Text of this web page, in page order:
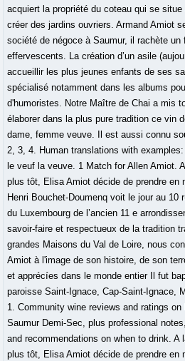
acquiert la propriété du coteau qui se
créer des jardins ouvriers. Armand Amiot
société de négoce à Saumur, il rachète
effervescents. La création d’un asile
accueillir les plus jeunes enfants de ses
spécialisé notamment dans les albums
d'humoristes. Notre Maître de Chai a mis
élaborer dans la plus pure tradition ce vin
dame, femme veuve. Il est aussi connu
2, 3, 4. Human translations with
le veuf la veuve. 1 Match for Allen Amiot.
plus tôt, Elisa Amiot décide de prendre en
Henri Bouchet-Doumenq voit le jour au 10
du Luxembourg de l’ancien 11 e
savoir-faire et respectueux de la tradition
grandes Maisons du Val de Loire, nous
Amiot à l'image de son histoire, de son
et apprécíes dans le monde entier Il fut
paroisse Saint-Ignace, Cap-Saint-Ignace,
1. Community wine reviews and ratings
Saumur Demi-Sec, plus professional
and recommendations on when to drink. A
plus tôt, Elisa Amiot décide de prendre en